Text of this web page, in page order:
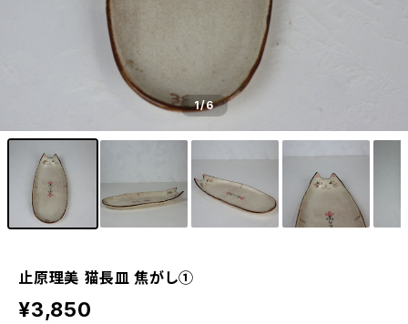
1/6
止原理美 猫長皿 焦がし①
¥3,850